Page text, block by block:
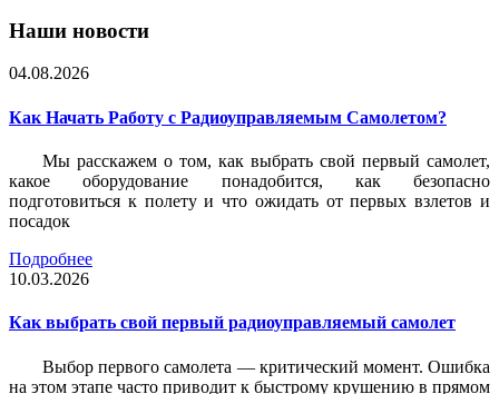
Наши новости
04.08.2026
Как Начать Работу с Радиоуправляемым Самолетом?
Мы расскажем о том, как выбрать свой первый самолет,
какое оборудование понадобится, как безопасно
подготовиться к полету и что ожидать от первых взлетов и
посадок
Подробнее
10.03.2026
Как выбрать свой первый радиоуправляемый самолет
Выбор первого самолета — критический момент. Ошибка
на этом этапе часто приводит к быстрому крушению в прямом